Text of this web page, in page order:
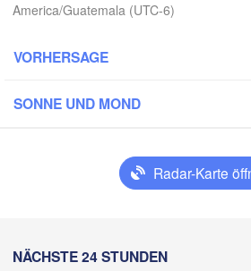
America/Guatemala (UTC-6)
VORHERSAGE
SONNE UND MOND
Radar-Karte
NÄCHSTE 24 STUNDEN
Tuxtla Gutiérrez
Tapachula
Ciudad del Carmen